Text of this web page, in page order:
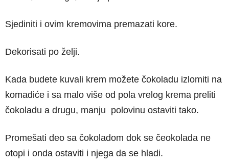
Sjediniti i ovim kremovima premazati kore.
Dekorisati po želji.
Kada budete kuvali krem možete čokoladu izlomiti na
komadiće i sa malo više od pola vrelog krema preliti
čokoladu a drugu, manju polovinu ostaviti tako.
Promešati deo sa čokoladom dok se čeokolada ne
otopi i onda ostaviti i njega da se hladi.